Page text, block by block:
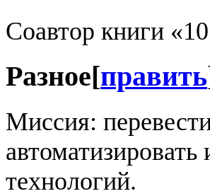
Соавтор книги
Разное[править
Миссия:
технологий.